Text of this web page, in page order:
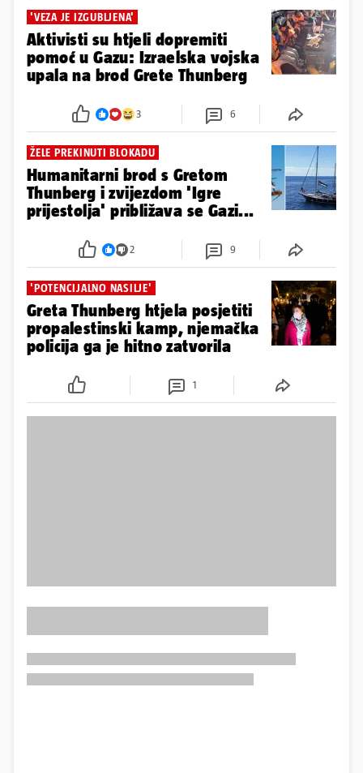
'VEZA JE IZGUBLJENA'
Aktivisti su htjeli dopremiti
pomoć u Gazu: Izraelska vojska
upala na brod Grete Thunberg
3 6
ŽELE PREKINUTI BLOKADU
Humanitarni brod s Gretom
Thunberg i zvijezdom 'Igre
prijestolja' približava se Gazi...
2 9
'POTENCIJALNO NASILJE'
Greta Thunberg htjela posjetiti
propalestinski kamp, njemačka
policija ga je hitno zatvorila
1